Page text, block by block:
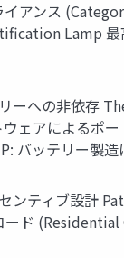
アンス
Lamp 最
ーへの非依存
ェアによる
バッテリー製
ンティブ設計
ド